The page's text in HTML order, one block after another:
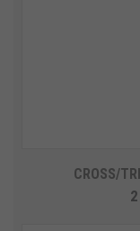
CROSS/
2